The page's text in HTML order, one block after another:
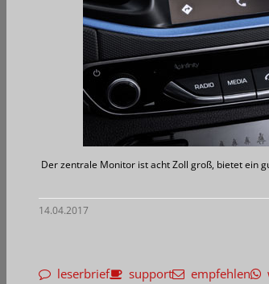
Der zentrale Monitor ist acht Zoll groß, bietet ein
14.04.2017
leserbrief support empfehlen